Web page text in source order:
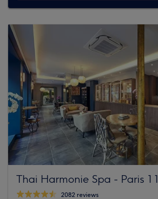
Thai Harmonie Spa - Paris 11
2082 reviews